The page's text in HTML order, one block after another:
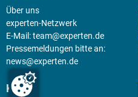
Über uns
experten-Netzwerk
E-Mail:team@experten.de
Pressemeldungen bitte an:
news@experten.de
KIOSK